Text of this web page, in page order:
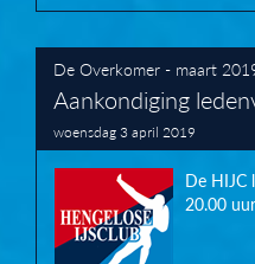
De Overkomer - maart
Aankondiging
woensdag 3 april 2019
De HIJC
20.00